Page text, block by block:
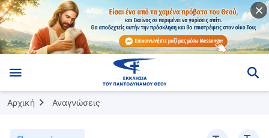
Αρχική Αναγνώσεις